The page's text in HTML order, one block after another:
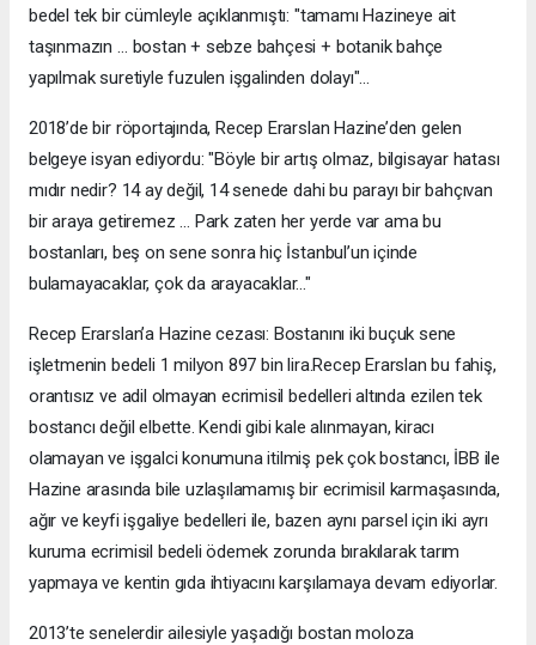
bedel tek bir cümleyle açıklanmıştı: "tamamı Hazineye ait
taşınmazın … bostan + sebze bahçesi + botanik bahçe
yapılmak suretiyle fuzulen işgalinden dolayı"...
2018’de bir röportajında, Recep Erarslan Hazine’den gelen
belgeye isyan ediyordu: "Böyle bir artış olmaz, bilgisayar hatası
mıdır nedir? 14 ay değil, 14 senede dahi bu parayı bir bahçıvan
bir araya getiremez … Park zaten her yerde var ama bu
bostanları, beş on sene sonra hiç İstanbul’un içinde
bulamayacaklar, çok da arayacaklar..."
Recep Erarslan’a Hazine cezası: Bostanını iki buçuk sene
işletmenin bedeli 1 milyon 897 bin lira.Recep Erarslan bu fahiş,
orantısız ve adil olmayan ecrimisil bedelleri altında ezilen tek
bostancı değil elbette. Kendi gibi kale alınmayan, kiracı
olamayan ve işgalci konumuna itilmiş pek çok bostancı, İBB ile
Hazine arasında bile uzlaşılamamış bir ecrimisil karmaşasında,
ağır ve keyfi işgaliye bedelleri ile, bazen aynı parsel için iki ayrı
kuruma ecrimisil bedeli ödemek zorunda bırakılarak tarım
yapmaya ve kentin gıda ihtiyacını karşılamaya devam ediyorlar.
2013’te senelerdir ailesiyle yaşadığı bostan moloza